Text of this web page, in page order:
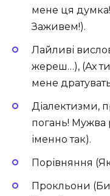
мене ця
Заживем!).
Лайливі
жереш…), (Ах ти
мене
Діалектизми,
погань! Мужва
іменно так).
Порівняння
Прокльони